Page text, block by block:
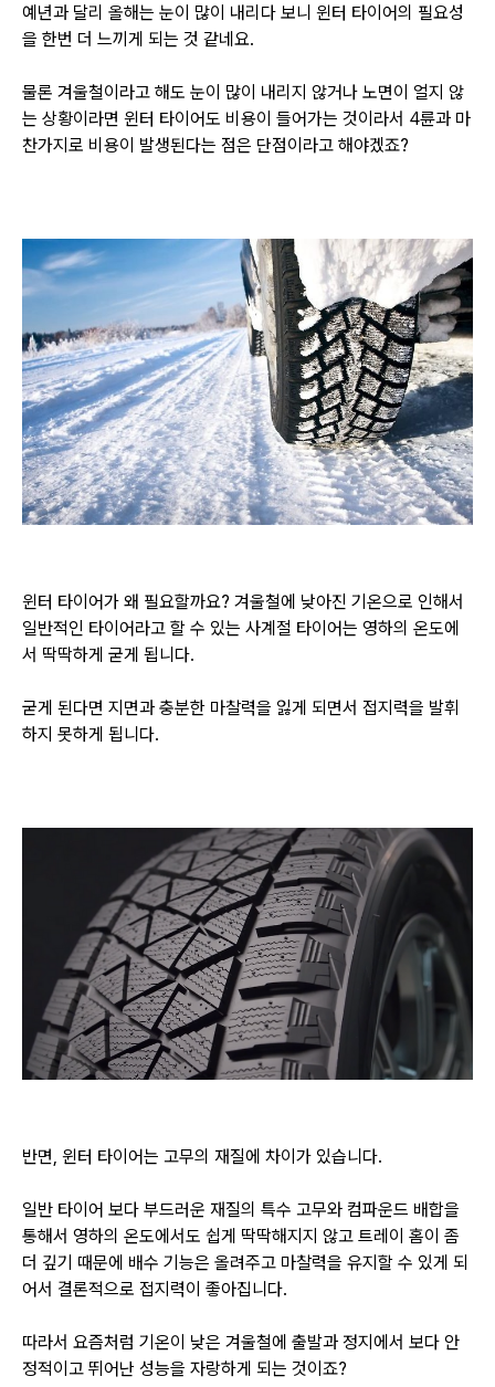
예년과 달리 올해는 눈이 많이 내리다 보니 윈터 타이어의 필요성
을 한번 더 느끼게 되는 것 같네요.
물론 겨울철이라고 해도 눈이 많이 내리지 않거나 노면이 얼지 않
는 상황이라면 윈터 타이어도 비용이 들어가는 것이라서 4륜과 마
찬가지로 비용이 발생된다는 점은 단점이라고 해야겠죠?
윈터 타이어가 왜 필요할까요? 겨울철에 낮아진 기온으로 인해서
일반적인 타이어라고 할 수 있는 사계절 타이어는 영하의 온도에
서 딱딱하게 굳게 됩니다.
굳게 된다면 지면과 충분한 마찰력을 잃게 되면서 접지력을 발휘
하지 못하게 됩니다.
반면, 윈터 타이어는 고무의 재질에 차이가 있습니다.
일반 타이어 보다 부드러운 재질의 특수 고무와 컴파운드 배합을
통해서 영하의 온도에서도 쉽게 딱딱해지지 않고 트레이 홈이 좀
더 깊기 때문에 배수 기능은 올려주고 마찰력을 유지할 수 있게 되
어서 결론적으로 접지력이 좋아집니다.
따라서 요즘처럼 기온이 낮은 겨울철에 출발과 정지에서 보다 안
정적이고 뛰어난 성능을 자랑하게 되는 것이죠?